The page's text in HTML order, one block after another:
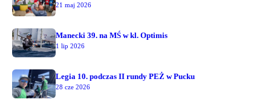
21 maj 2026
Manecki 39. na MŚ w kl. Optimis
1 lip 2026
Legia 10. podczas II rundy PEŻ w Pucku
28 cze 2026